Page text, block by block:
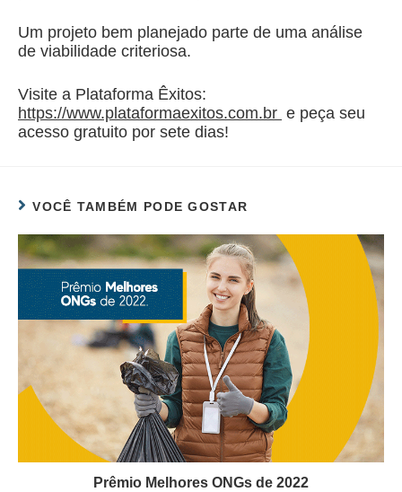
Um projeto bem planejado parte de uma análise
de viabilidade criteriosa.
Visite a Plataforma Êxitos:
https://www.plataformaexitos.com.br e peça seu
acesso gratuito por sete dias!
VOCÊ TAMBÉM PODE GOSTAR
Prêmio Melhores ONGs de 2022